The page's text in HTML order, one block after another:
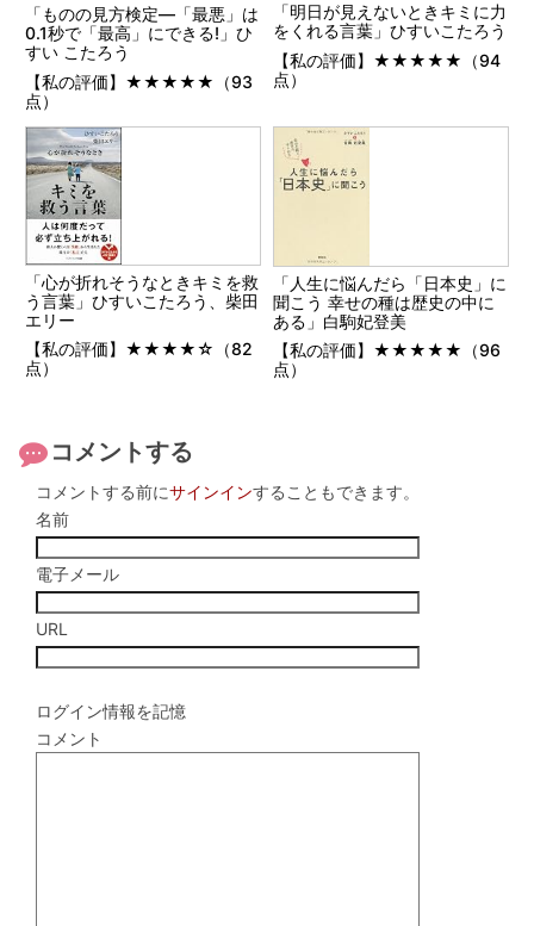
「ものの見方検定―「最悪」は
0.1秒で「最高」にできる!」ひ
すい こたろう
【私の評価】★★★★★（93
点）
「明日が見えないときキミに力
をくれる言葉」ひすいこたろう
【私の評価】★★★★★（94
点）
「心が折れそうなときキミを救
う言葉」ひすいこたろう、柴田
エリー
【私の評価】★★★★☆（82
点）
「人生に悩んだら「日本史」に
聞こう 幸せの種は歴史の中に
ある」白駒妃登美
【私の評価】★★★★★（96
点）
コメントする
コメントする前にサインインすることもできます。
名前
電子メール
URL
ログイン情報を記憶
コメント